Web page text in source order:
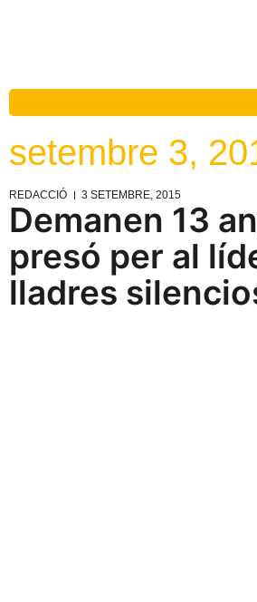
setembre 3,
REDACCIÓ 3 SETEMBRE, 2015
Demanen 13
presó per al
lladres